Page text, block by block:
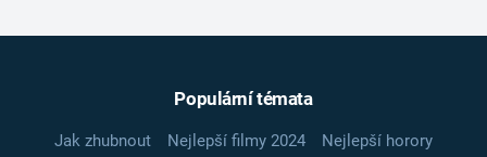
Populární témata
Jak zhubnout Nejlepší filmy 2024
Nejlepší horory